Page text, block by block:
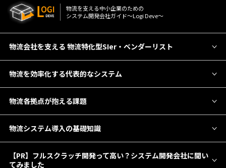
物流を⽀える中⼩企業のための
システム開発会社ガイド〜Logi Deve〜
物流会社を支える 物流特化型SIer・ベンダーリスト
物流を効率化する代表的なシステム
物流各拠点が抱える課題
物流システム導入の基礎知識
【PR】フルスクラッチ開発って高い？システム開発会社に聞い
てみました